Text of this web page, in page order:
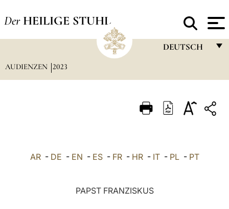
Der HEILIGE STUHL
DEUTSCH
ITALIANO
AUDIENZEN 2023
AR- DE - EN - ES- FR- HR- IT- PL- PT
PAPST FRANZISKUS